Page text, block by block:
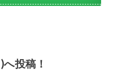
へ投稿！